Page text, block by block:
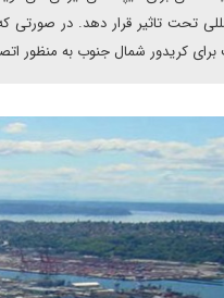
تحت تاثیر قرار دهد. در صورتی
کریدور شمال جنوب به منظور